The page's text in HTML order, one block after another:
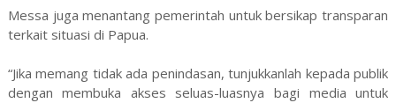
Messa juga menantang pemerintah untuk bersikap transparan
terkait situasi di Papua.
“Jika memang tidak ada penindasan, tunjukkanlah kepada publik
dengan membuka akses seluas-luasnya bagi media untuk